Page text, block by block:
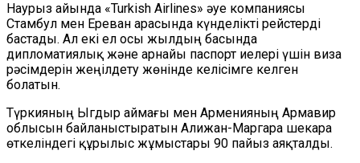
Наурыз айында «Turkish Airlines» әуе компаниясы
Стамбул мен Ереван арасында күнделікті рейстерді
бастады. Ал екі ел осы жылдың басында
дипломатиялық және арнайы паспорт иелері үшін виза
рәсімдерін жеңілдету жөнінде келісімге келген
болатын.
Түркияның Ыгдыр аймағы мен Арменияның Армавир
облысын байланыстыратын Алижан-Маргара шекара
өткеліндегі құрылыс жұмыстары 90 пайыз аяқталды.